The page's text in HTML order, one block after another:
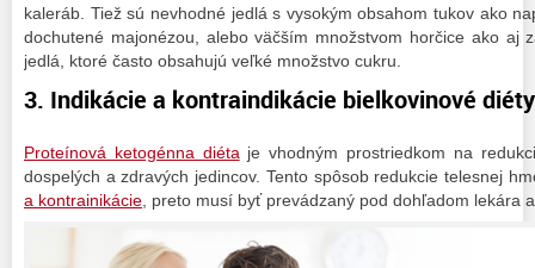
kaleráb. Tiež sú nevhodné jedlá s vysokým obsahom tukov ako
dochutené majonézou, alebo väčším množstvom horčice ako aj
jedlá, ktoré často obsahujú veľké množstvo cukru.
3. Indikácie a kontraindikácie bielkovinové diéty
Proteínová ketogénna diétaje vhodným prostriedkom na
dospelých a zdravých jedincov. Tento spôsob redukcie telesnej
a kontrainikácie, preto musí byť prevádzaný pod dohľadom lekára